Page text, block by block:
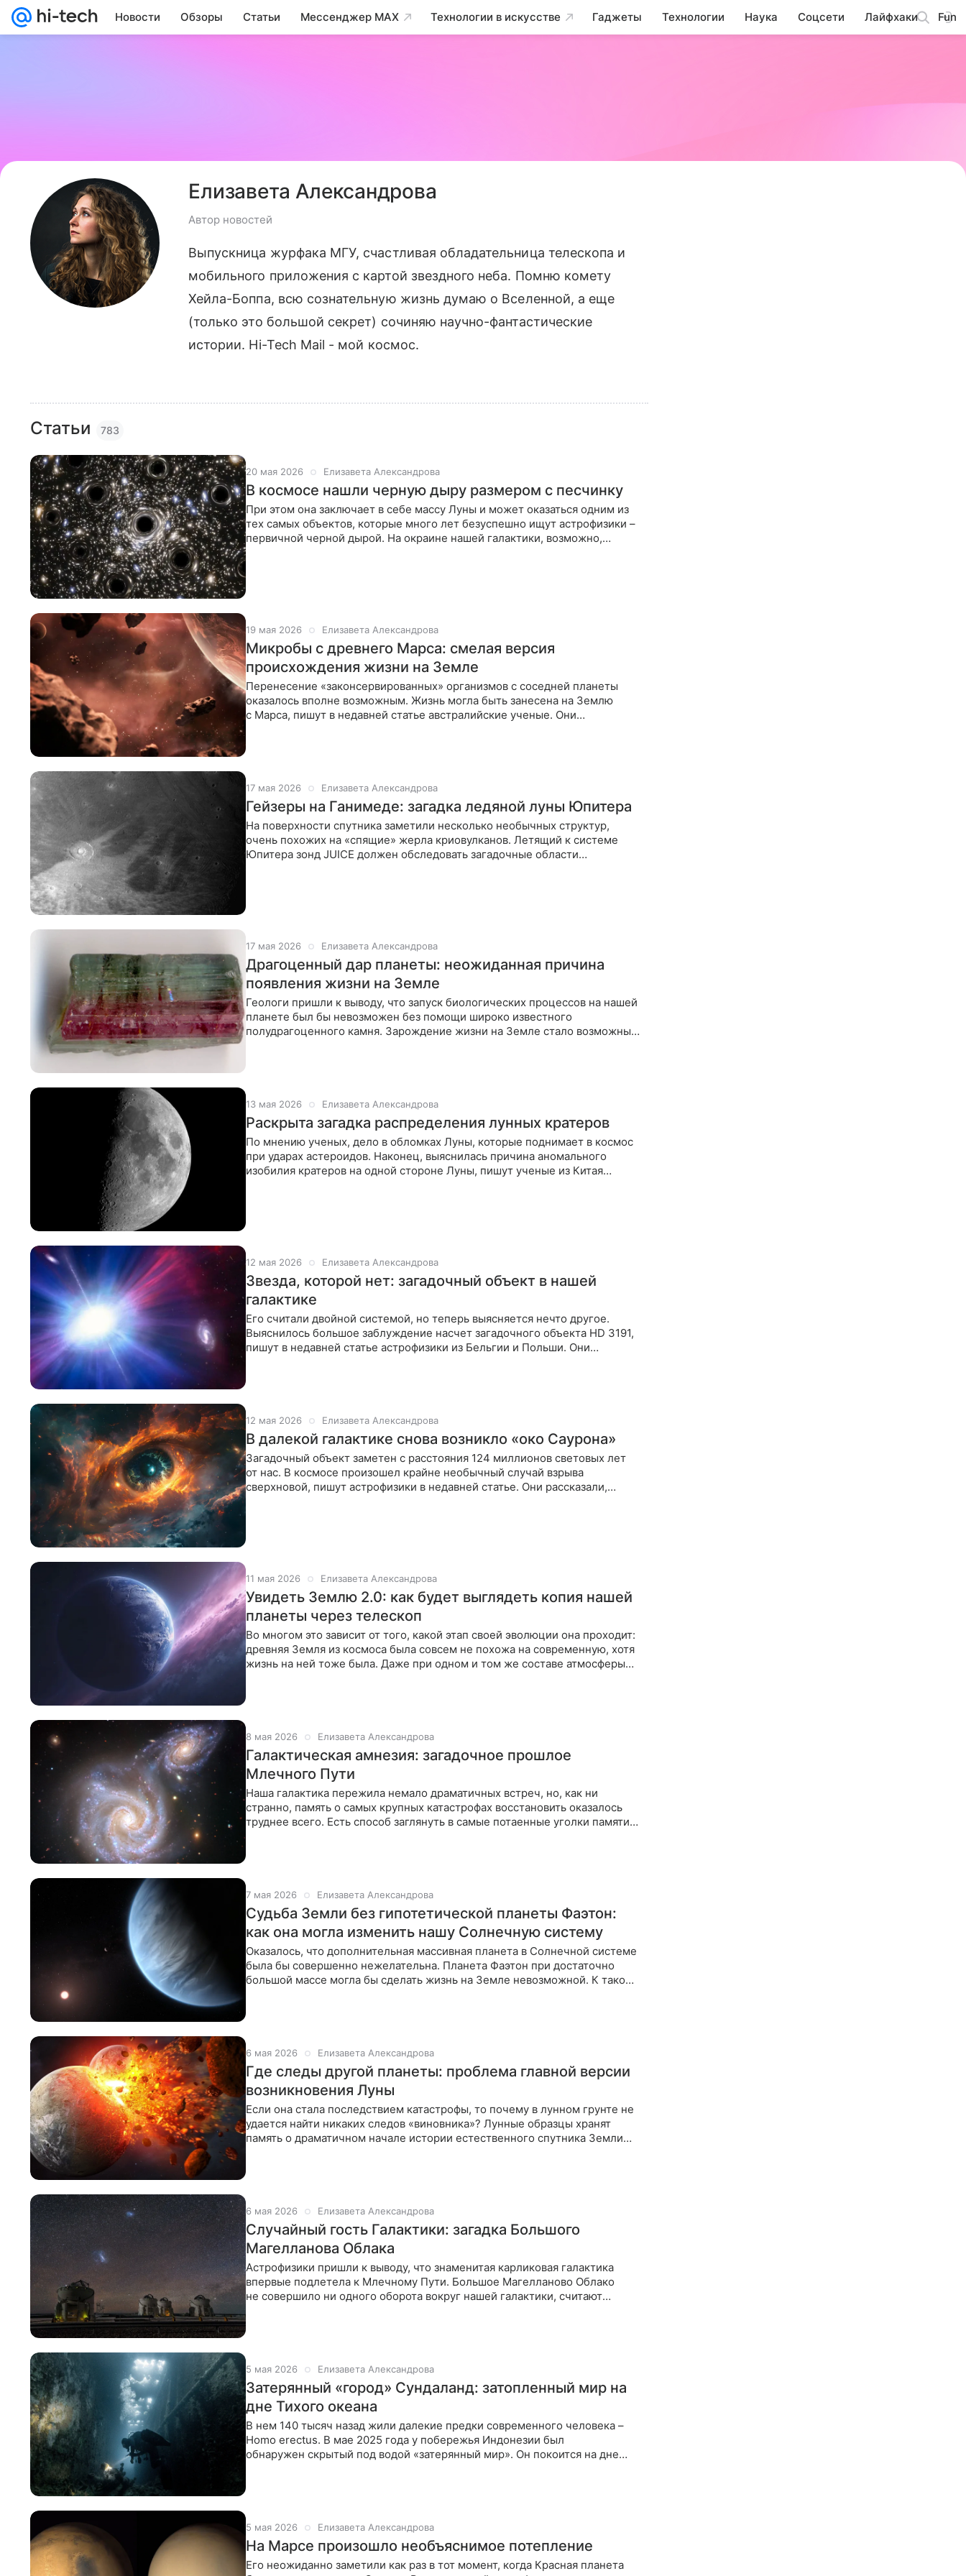
Новости Обзоры Статьи Мессенджер MAX Технологии в искусстве Гаджеты Технологии Наука Соцсети Лайфхаки Fun
Елизавета Александрова
Автор новостей
Выпускница журфака МГУ, счастливая обладательница телескопа и
мобильного приложения с картой звездного неба. Помню комету
Хейла-Боппа, всю сознательную жизнь думаю о Вселенной, а еще
(только это большой секрет) сочиняю научно-фантастические
истории. Hi-Tech Mail - мой космос.
Статьи 783
20 мая 2026 Елизавета Александрова
В космосе нашли черную дыру размером с песчинку
При этом она заключает в себе массу Луны и может оказаться одним из
тех самых объектов, которые много лет безуспешно ищут астрофизики –
первичной черной дырой. На окраине нашей галактики, возможно,
19 мая 2026 Елизавета Александрова
Микробы с древнего Марса: смелая версия
происхождения жизни на Земле
Перенесение «законсервированных» организмов с соседней планеты
оказалось вполне возможным. Жизнь могла быть занесена на Землю
с Марса, пишут в недавней статье австралийские ученые. Они
17 мая 2026 Елизавета Александрова
Гейзеры на Ганимеде: загадка ледяной луны Юпитера
На поверхности спутника заметили несколько необычных структур,
очень похожих на «спящие» жерла криовулканов. Летящий к системе
Юпитера зонд JUICE должен обследовать загадочные области
17 мая 2026 Елизавета Александрова
Драгоценный дар планеты: неожиданная причина
появления жизни на Земле
Геологи пришли к выводу, что запуск биологических процессов на нашей
планете был бы невозможен без помощи широко известного
полудрагоценного камня. Зарождение жизни на Земле стало возможным
13 мая 2026 Елизавета Александрова
Раскрыта загадка распределения лунных кратеров
По мнению ученых, дело в обломках Луны, которые поднимает в космос
при ударах астероидов. Наконец, выяснилась причина аномального
изобилия кратеров на одной стороне Луны, пишут ученые из Китая
12 мая 2026 Елизавета Александрова
Звезда, которой нет: загадочный объект в нашей
галактике
Его считали двойной системой, но теперь выясняется нечто другое.
Выяснилось большое заблуждение насчет загадочного объекта HD 3191,
пишут в недавней статье астрофизики из Бельгии и Польши. Они
12 мая 2026 Елизавета Александрова
В далекой галактике снова возникло «око Саурона»
Загадочный объект заметен с расстояния 124 миллионов световых лет
от нас. В космосе произошел крайне необычный случай взрыва
сверхновой, пишут астрофизики в недавней статье. Они рассказали,
11 мая 2026 Елизавета Александрова
Увидеть Землю 2.0: как будет выглядеть копия нашей
планеты через телескоп
Во многом это зависит от того, какой этап своей эволюции она проходит:
древняя Земля из космоса была совсем не похожа на современную, хотя
жизнь на ней тоже была. Даже при одном и том же составе атмосферы
8 мая 2026 Елизавета Александрова
Галактическая амнезия: загадочное прошлое
Млечного Пути
Наша галактика пережила немало драматичных встреч, но, как ни
странно, память о самых крупных катастрофах восстановить оказалось
труднее всего. Есть способ заглянуть в самые потаенные уголки памяти
7 мая 2026 Елизавета Александрова
Судьба Земли без гипотетической планеты Фаэтон:
как она могла изменить нашу Солнечную систему
Оказалось, что дополнительная массивная планета в Солнечной системе
была бы совершенно нежелательна. Планета Фаэтон при достаточно
большой массе могла бы сделать жизнь на Земле невозможной. К такому
6 мая 2026 Елизавета Александрова
Где следы другой планеты: проблема главной версии
возникновения Луны
Если она стала последствием катастрофы, то почему в лунном грунте не
удается найти никаких следов «виновника»? Лунные образцы хранят
память о драматичном начале истории естественного спутника Земли
6 мая 2026 Елизавета Александрова
Случайный гость Галактики: загадка Большого
Магелланова Облака
Астрофизики пришли к выводу, что знаменитая карликовая галактика
впервые подлетела к Млечному Пути. Большое Магелланово Облако
не совершило ни одного оборота вокруг нашей галактики, считают
5 мая 2026 Елизавета Александрова
Затерянный «город» Сундаланд: затопленный мир на
дне Тихого океана
В нем 140 тысяч назад жили далекие предки современного человека –
Homo erectus. В мае 2025 года у побережья Индонезии был
обнаружен скрытый под водой «затерянный мир». Он покоится на дне
5 мая 2026 Елизавета Александрова
На Марсе произошло необъяснимое потепление
Его неожиданно заметили как раз в тот момент, когда Красная планета